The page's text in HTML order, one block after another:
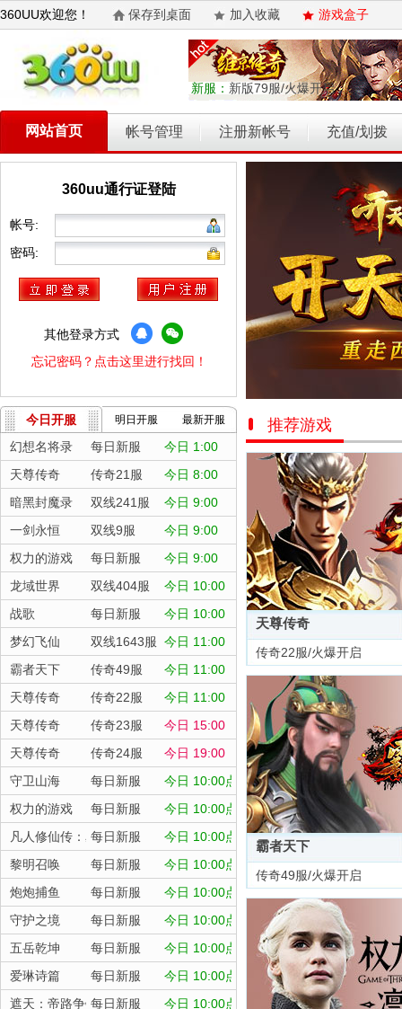
360UU欢迎您！ 保存到桌面 加入收藏 游戏盒子
新服： 新版79服/火爆开启
网站首页 帐号管理 注册新帐号 充值/划拨
360uu通行证登陆
帐号:
密码:
其他登录方式
忘记密码？点击这里进行找回！
今日开服 明日开服 最新开服
幻想名将录 每日新服
今日 1:00
天尊传奇
传奇21服
今日 8:00
暗黑封魔录
双线241服
今日 9:00
一剑永恒
双线9服
今日 9:00
权力的游戏
每日新服
今日 9:00
龙域世界
双线404服
今日 10:00
战歌
每日新服
今日 10:00
梦幻飞仙
双线1643服 今日 11:00
霸者天下
传奇49服
今日 11:00
天尊传奇
传奇22服
今日 11:00
天尊传奇
传奇23服
今日 15:00
天尊传奇
传奇24服
今日 19:00
守卫山海
每日新服
今日 10:00点
权力的游戏
每日新服
今日 10:00点
凡人修仙传：星海飞驰
每日新服
今日 10:00点
黎明召唤
每日新服
今日 10:00点
炮炮捕鱼
每日新服
今日 10:00点
守护之境
每日新服
今日 10:00点
五岳乾坤
每日新服
今日 10:00点
爱琳诗篇
每日新服
今日 10:00点
遮天：帝路争锋每日新服
今日 10:00点
推荐游戏
天尊传奇
传奇22服/火爆开启
霸者天下
传奇49服/火爆开启